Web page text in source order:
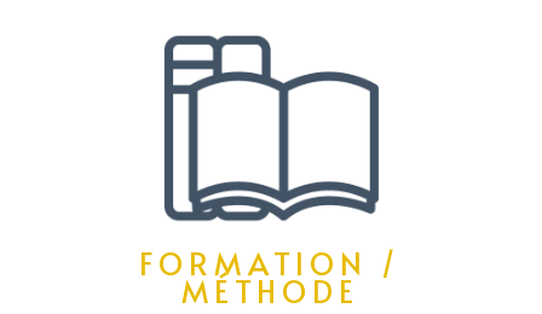
FORMATION /
MÉTHODE